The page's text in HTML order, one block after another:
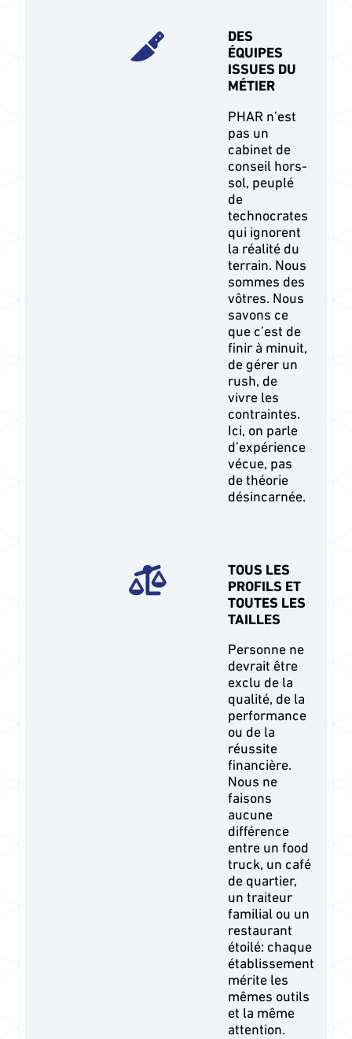
DES
ÉQUIPES
ISSUES DU
MÉTIER
PHAR n’est
pas un
cabinet de
conseil hors-
sol, peuplé
de
technocrates
qui ignorent
la réalité du
terrain. Nous
sommes des
vôtres. Nous
savons ce
que c’est de
finir à minuit,
de gérer un
rush, de
vivre les
contraintes.
Ici, on parle
d’expérience
vécue, pas
de théorie
désincarnée.
TOUS LES
PROFILS ET
TOUTES LES
TAILLES
Personne ne
devrait être
exclu de la
qualité, de la
performance
ou de la
réussite
financière.
Nous ne
faisons
aucune
différence
entre un food
truck, un café
de quartier,
un traiteur
familial ou un
restaurant
étoilé: chaque
établissement
mérite les
mêmes outils
et la même
attention.